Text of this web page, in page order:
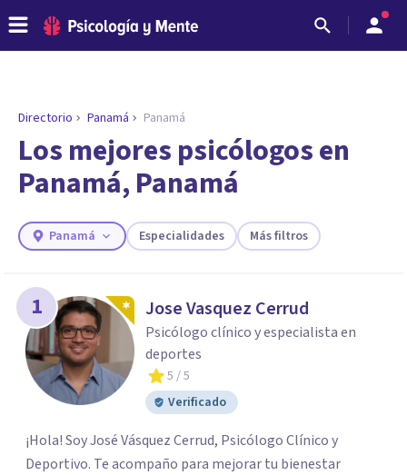
ENCONTRAR MI TERAPEUTA
¿Necesitas ayuda para encontrar el
psicólogo adecuado?
Responde a unas breves preguntas y te ofreceremos
necesidades.
Directorio Panamá Panamá
Los mejores psicólogos en
Panamá, Panamá
Panamá Especialidades Más filtros
1 Jose Vasquez Cerrud
Psicólogo clínico y especialista en
deportes
5 / 5
Verificado
¡Hola! Soy José Vásquez Cerrud, Psicólogo Clínico y
Deportivo. Te acompaño para mejorar tu bienestar